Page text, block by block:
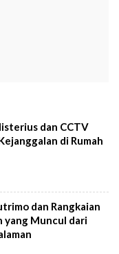
dan CCTV
di Rumah
dan Rangkaian
yang Muncul dari